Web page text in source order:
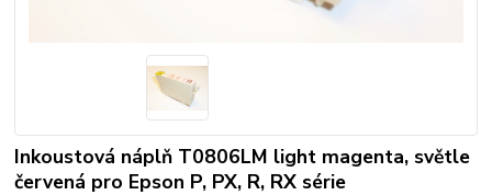
Inkoustová náplň T0806LM light magenta, světle
červená pro Epson P, PX, R, RX série